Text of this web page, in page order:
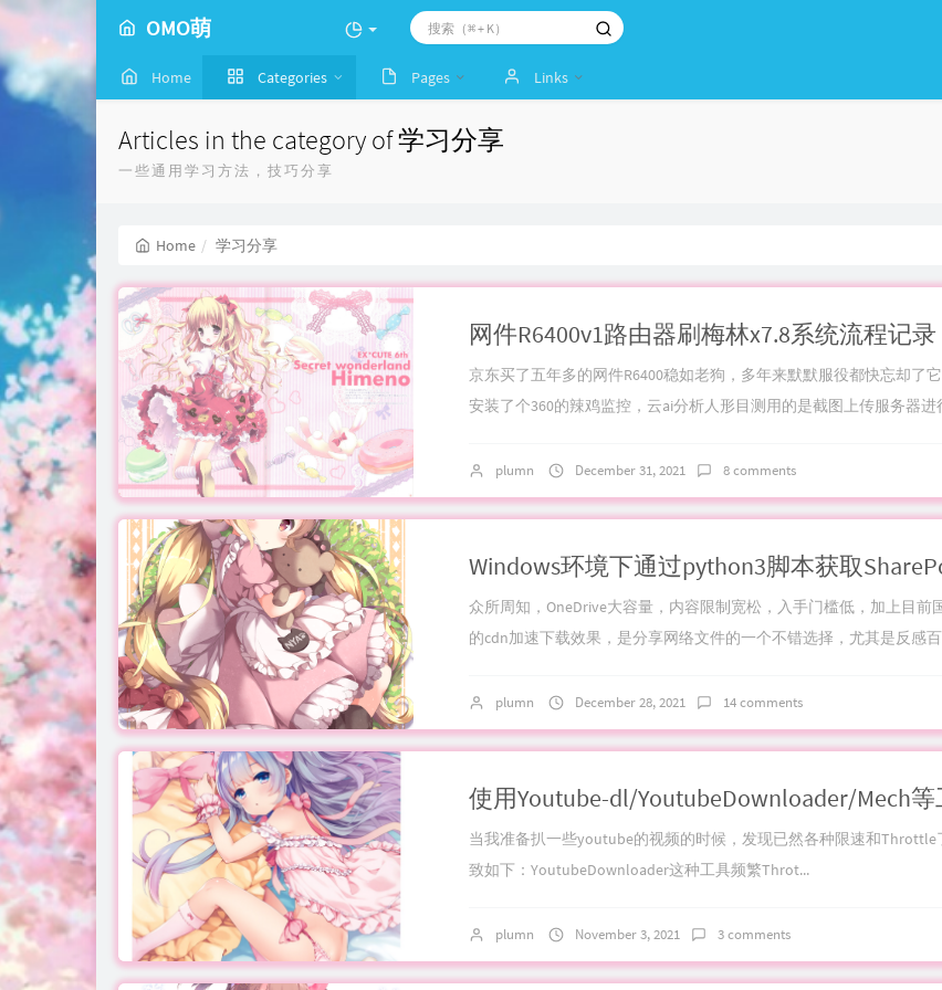
OMO萌
Home Categories Pages Links
Articles in the category of 学习分享
一些通用学习方法，技巧分享
Home 学习分享
网件R6400v1路由器刷梅林x7.8系统流程记录
京东买了五年多的网件R6400稳如老狗，多年来默默服役都快忘却了
安装了个360的辣鸡监控，云ai分析人形目测用的是截图上传服务器进
plumn December 31, 2021 8 comments
众所周知，OneDrive大容量，内容限制宽松，入手门槛低，加上目前
的cdn加速下载效果，是分享网络文件的一个不错选择，尤其是反感
plumn December 28, 2021 14 comments
当我准备扒一些youtube的视频的时候，发现已然各种限速和Throttle
致如下：YoutubeDownloader这种工具频繁Throt...
plumn November 3, 2021 3 comments